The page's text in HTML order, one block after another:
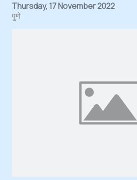
Thursday, 17 November 2022
पुणे